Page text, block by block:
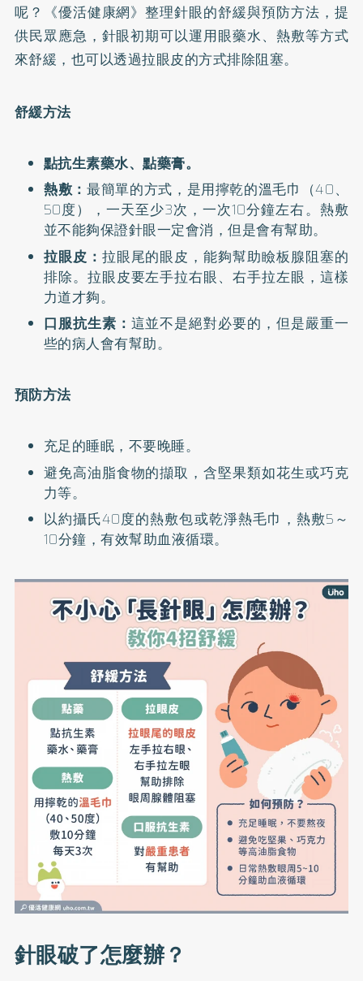
呢？《優活健康網》整理針眼的舒緩與預防方法，提
供民眾應急，針眼初期可以運用眼藥水、熱敷等方式
來舒緩，也可以透過拉眼皮的方式排除阻塞。
舒緩方法
點抗生素藥水、點藥膏。
熱敷： 最簡單的方式，是用擰乾的溫毛巾（40、
50度），一天至少3次，一次10分鐘左右。熱敷
並不能夠保證針眼一定會消，但是會有幫助。
拉眼皮： 拉眼尾的眼皮，能夠幫助瞼板腺阻塞的
排除。拉眼皮要左手拉右眼、右手拉左眼，這樣
力道才夠。
口服抗生素： 這並不是絕對必要的，但是嚴重一
些的病人會有幫助。
預防方法
充足的睡眠，不要晚睡。
避免高油脂食物的擷取，含堅果類如花生或巧克
力等。
以約攝氏40度的熱敷包或乾淨熱毛巾，熱敷5～
10分鐘，有效幫助血液循環。
針眼破了怎麼辦？